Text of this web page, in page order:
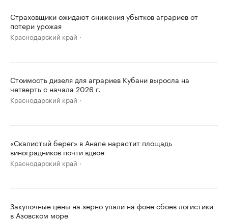
Страховщики ожидают снижения убытков аграриев от
потери урожая
Краснодарский край
Стоимость дизеля для аграриев Кубани выросла на
четверть с начала 2026 г.
Краснодарский край
«Скалистый берег» в Анапе нарастит площадь
виноградников почти вдвое
Краснодарский край
Закупочные цены на зерно упали на фоне сбоев логистики
в Азовском море